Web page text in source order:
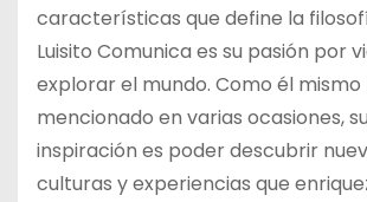
características que define la
Luisito Comunica es su pasión por
explorar el mundo. Como él mismo
mencionado en varias ocasiones,
inspiración es poder descubrir
culturas y experiencias que